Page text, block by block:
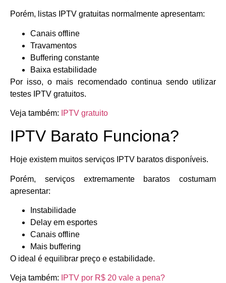
Porém, listas IPTV gratuitas normalmente apresentam:
Canais offline
Travamentos
Buffering constante
Baixa estabilidade
Por isso, o mais recomendado continua sendo utilizar
testes IPTV gratuitos.
Veja também: IPTV gratuito
IPTV Barato Funciona?
Hoje existem muitos serviços IPTV baratos disponíveis.
Porém, serviços extremamente baratos costumam
apresentar:
Instabilidade
Delay em esportes
Canais offline
Mais buffering
O ideal é equilibrar preço e estabilidade.
Veja também: IPTV por R$ 20 vale a pena?